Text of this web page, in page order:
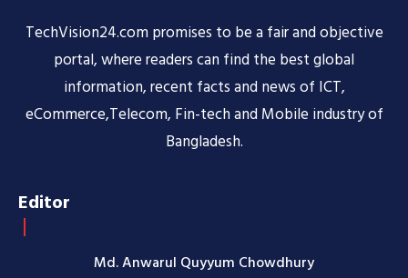
TechVision24.com promises to be a fair and objective
portal, where readers can find the best global
information, recent facts and news of ICT,
eCommerce,Telecom, Fin-tech and Mobile industry of
Bangladesh.
Editor
Md. Anwarul Quyyum Chowdhury